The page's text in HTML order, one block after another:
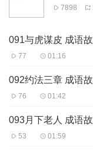
7898
091与虎谋皮 成语
77 01:16
092约法三章 成语
76 01:42
093月下老人 成语
53 01:59